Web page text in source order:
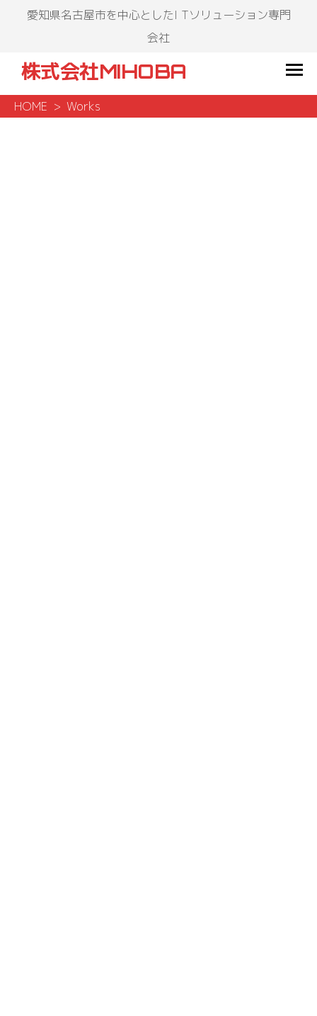
愛知県名古屋市を中心としたI Tソリューション専門
会社
株式会社MIHOBA
HOME Works